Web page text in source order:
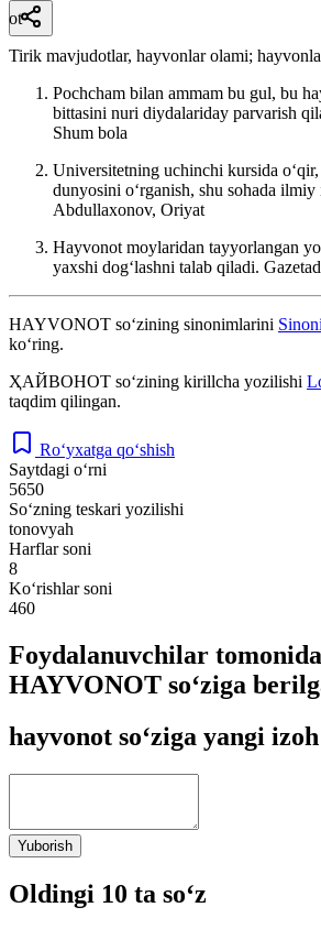
ot
Tirik mavjudotlar, hayvonlar olami;
Pochcham bilan ammam bu gul, bu
bittasini nuri diydalariday parvarish
Shum bola
Universitetning uchinchi kursida
dunyosini oʻrganish, shu sohada
Abdullaxonov, Oriyat
Hayvonot moylaridan tayyorlangan
yaxshi dogʻlashni talab qiladi.
HAYVONOT so‘zining sinonimlarini
ko‘ring.
ҲАЙВОНОТ so‘zining kirillcha yozilishi
taqdim qilingan.
Ro‘yxatga qo‘shish
Saytdagi o‘rni
5650
So‘zning teskari yozilishi
tonovyah
Harflar soni
8
Ko‘rishlar soni
460
Foydalanuvchilar
HAYVONOT so‘ziga
hayvonot so‘ziga yangi
Yuborish
Oldingi 10 ta so‘z